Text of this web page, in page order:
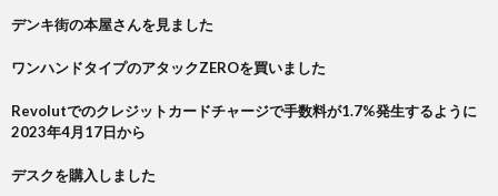
デンキ街の本屋さんを見ました
ワンハンドタイプのアタックZEROを買いました
Revolutでのクレジットカードチャージで手数料が1.7%発生するように
2023年4月17日から
デスクを購入しました